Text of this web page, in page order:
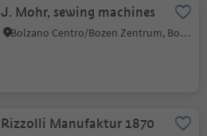
J. Mohr, sewing machines
Bolzano Centro/Bozen Zentrum, Bolzano/Bozen, Bolzano/Bozen and environs
Rizzolli Manufaktur 1870